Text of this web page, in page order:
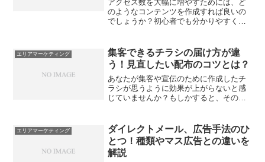
アクセス数を大幅に増やすためには、ど
のようなコンテンツを作成すれば良いの
でしょうか？初心者でも分かりやすく伝
き情報の選び方や読者が求める情報を見
つける技術など、具体的な...
エリアマーケティング
集客できるチラシの届け方が違
う！見直したい配布のコツとは？
あなたが集客や宣伝のために作成したチ
ラシが思うように効果が上がらないと感
じていませんか？もしかすると、その理
つの方法について詳しくご紹介します。
新聞に折り込むチラシ配布...
エリアマーケティング
ダイレクトメール、広告手法のひ
とつ！種類やマス広告との違いを
解説